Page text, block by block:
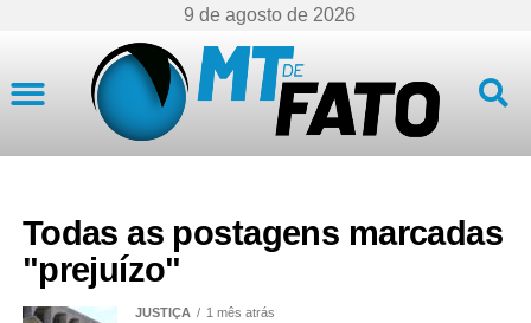
9 de agosto de 2026
Todas as postagens marcadas
"prejuízo"
JUSTIÇA 1 mês atrás